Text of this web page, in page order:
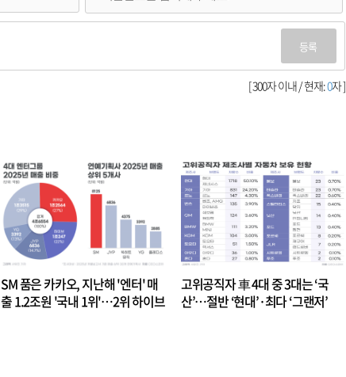
등록
[ 300자 이내 / 현재:0자 ]
SM 품은 카카오, 지난해 '엔터' 매
출 1.2조원 '국내 1위'…2위 하이브
고위공직자 車 4대 중 3대는 ‘국
산’…절반 ‘현대’·최다 ‘그랜저’